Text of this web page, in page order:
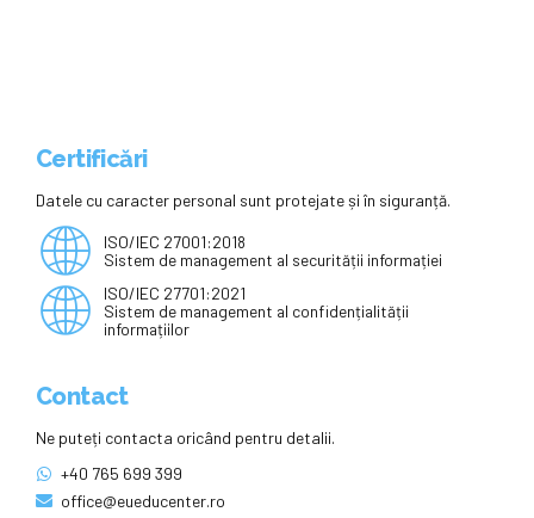
Certificări
Datele cu caracter personal sunt protejate și în siguranță.
ISO/IEC 27001:2018
Sistem de management al securității informației
ISO/IEC 27701:2021
Sistem de management al confidențialității
informațiilor
Contact
Ne puteți contacta oricând pentru detalii.
+40 765 699 399
office@eueducenter.ro